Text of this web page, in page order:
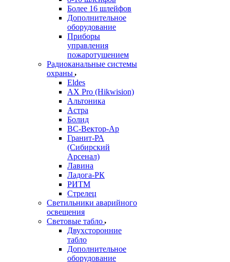
Более 16 шлейфов
Дополнительное
оборудование
Приборы
управления
пожаротушением
Радиоканальные системы
охраны
Eldes
AX Pro (Hikwision)
Альтоника
Астра
Болид
ВС-Вектор-Ар
Гранит-РА
(Сибирский
Арсенал)
Лавина
Ладога-РК
РИТМ
Стрелец
Светильники аварийного
освещения
Световые табло
Двухсторонние
табло
Дополнительное
оборудование